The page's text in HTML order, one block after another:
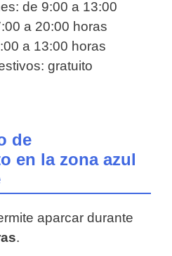
de 9:00 a 13:00
a 20:00 horas
a 13:00 horas
gratuito
de
en la zona azul
aparcar durante
.